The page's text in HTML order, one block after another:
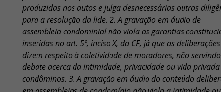
produzidas nos autos e julga desnecessárias outras
para a resolução da lide. 2. A gravação em áudio de
assembleia condominial não viola as garantias
inseridas no art. 5º, inciso X, da CF, já que as deliberações
dizem respeito à coletividade de moradores, não
debate acerca da intimidade, privacidade ou vida
condôminos. 3. A gravação em áudio do conteúdo